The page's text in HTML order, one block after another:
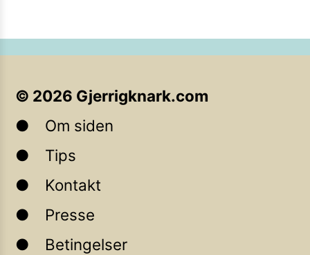
© 2026 Gjerrigknark.com
Om siden
Tips
Kontakt
Presse
Betingelser